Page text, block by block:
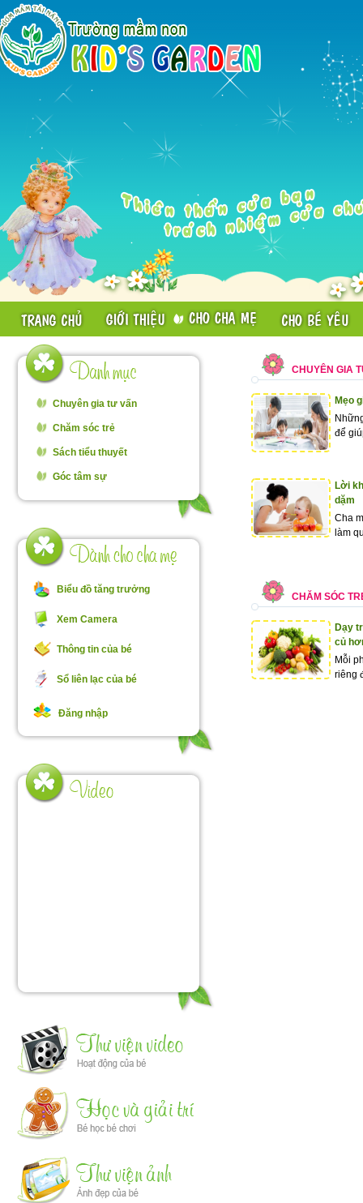
Chuyên gia tư vấn
Chăm sóc trẻ
Sách tiểu thuyết
Góc tâm sự
Biểu đồ tăng trưởng
Xem Camera
Thông tin của bé
Sổ liên lạc của bé
Đăng nhập
CHUYÊN GIA
Mẹo
để
Lời
dặm
Cha
làm
CHĂM SÓC
Dạy
củ
Mỗi
riêng